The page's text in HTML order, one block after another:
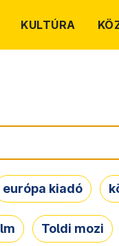
KULTÚRA
európa kiadó
Toldi mozi